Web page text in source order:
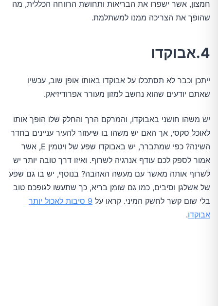
חמצון, אשר ישפרו את הבריאות ותחושת הרווחה הכללית, מה
שהופך את הצריכה ממנו למשתלמת.
4.אבוקדו
ייתכן וכבר לא תסתכלו על אבוקדו באותו אופן שוב, עכשיו
שאתם יודעים שהוא נחשב למזון מעורר אפרודיזיאק.
יש משהו חושני באבוקדו, והמרקם הרך והחלק שלו הופך אותו
לאוכל סקסי, אך האם יש משהו בו שיעזור להעיר עניינים בחדר
השינה? כפי שמתברר, יש באבוקדו שפע של ויטמין E, אשר
אמור לספק לכם עודף אנרגיה לשרוף. ואיזו דרך טובה יותר יש
לשרוף אותה מאשר עם מעשה האהבה? בנוסף, יש בו גם שפע
של אשלגן וסיבים, כמו גם שומן בריא, כך שתעשו לגופכם טוב
בלי שום קשר לחשק המיני. קראו על
9 סיבות לאכול יותר
אבוקדו.